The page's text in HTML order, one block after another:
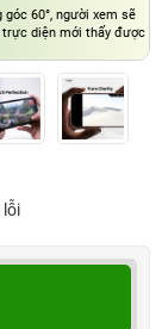
60°, người xem sẽ
diện mới thấy được
lỗi